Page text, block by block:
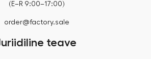
(E–R 9:00–17:00)
order@factory.sale
teave